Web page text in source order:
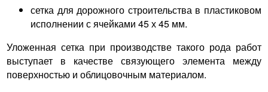
сетка для дорожного строительства в пластиковом
исполнении с ячейками 45 х 45 мм.
Уложенная сетка при производстве такого рода работ
выступает в качестве связующего элемента между
поверхностью и облицовочным материалом.